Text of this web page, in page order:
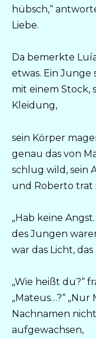
hübsch,“
Liebe.
Da bemerkte
etwas. Ein
mit einem Stock,
Kleidung,
sein Körper
genau das von
schlug wild, sein
und Roberto trat
„Hab keine
des Jungen
war das Licht,
„Wie heißt du?“
„Mateus…?“
Nachnamen
aufgewachsen,